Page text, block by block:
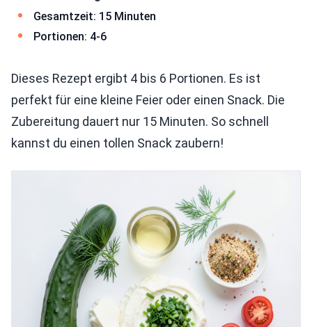
Gesamtzeit: 15 Minuten
Portionen: 4-6
Dieses Rezept ergibt 4 bis 6 Portionen. Es ist
perfekt für eine kleine Feier oder einen Snack. Die
Zubereitung dauert nur 15 Minuten. So schnell
kannst du einen tollen Snack zaubern!